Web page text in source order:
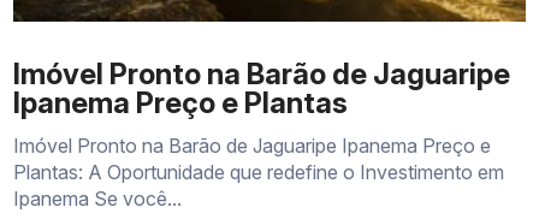
Imóvel Pronto na Barão de Jaguaripe
Ipanema Preço e Plantas
Imóvel Pronto na Barão de Jaguaripe Ipanema Preço e
Plantas: A Oportunidade que redefine o Investimento em
Ipanema Se você...